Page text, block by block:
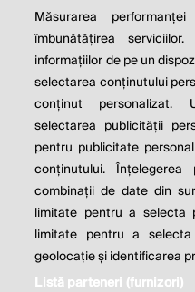
Politica de
Măsurarea
îmbunătățirea
informațiilor de pe un
selectarea conținutului
conținut personalizat.
selectarea publicității
pentru publicitate
conținutului.
combinații de date din
limitate pentru a selecta
limitate pentru a
geolocație și identificarea
Listă parteneri (furnizori)